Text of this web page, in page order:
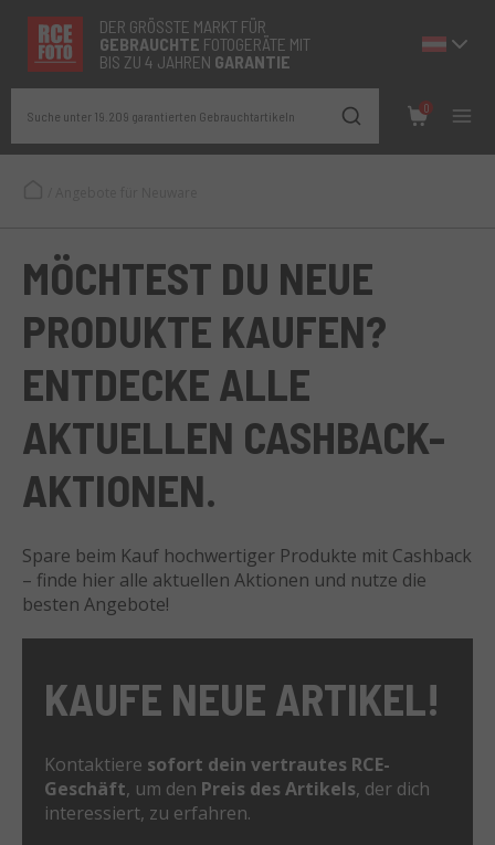
DER GRÖSSTE MARKT FÜR
GEBRAUCHTE FOTOGERÄTE MIT
BIS ZU 4 JAHREN GARANTIE
Suche unter 19.209 garantierten Gebrauchtartikeln
0
MÖCHTEST DU NEUE
PRODUKTE KAUFEN?
ENTDECKE ALLE
AKTUELLEN CASHBACK-
AKTIONEN.
Spare beim Kauf hochwertiger Produkte mit Cashback
– finde hier alle aktuellen Aktionen und nutze die
besten Angebote!
KAUFE NEUE ARTIKEL!
Kontaktiere sofort dein vertrautes RCE-
Geschäft, um den Preis des Artikels, der dich
interessiert, zu erfahren.